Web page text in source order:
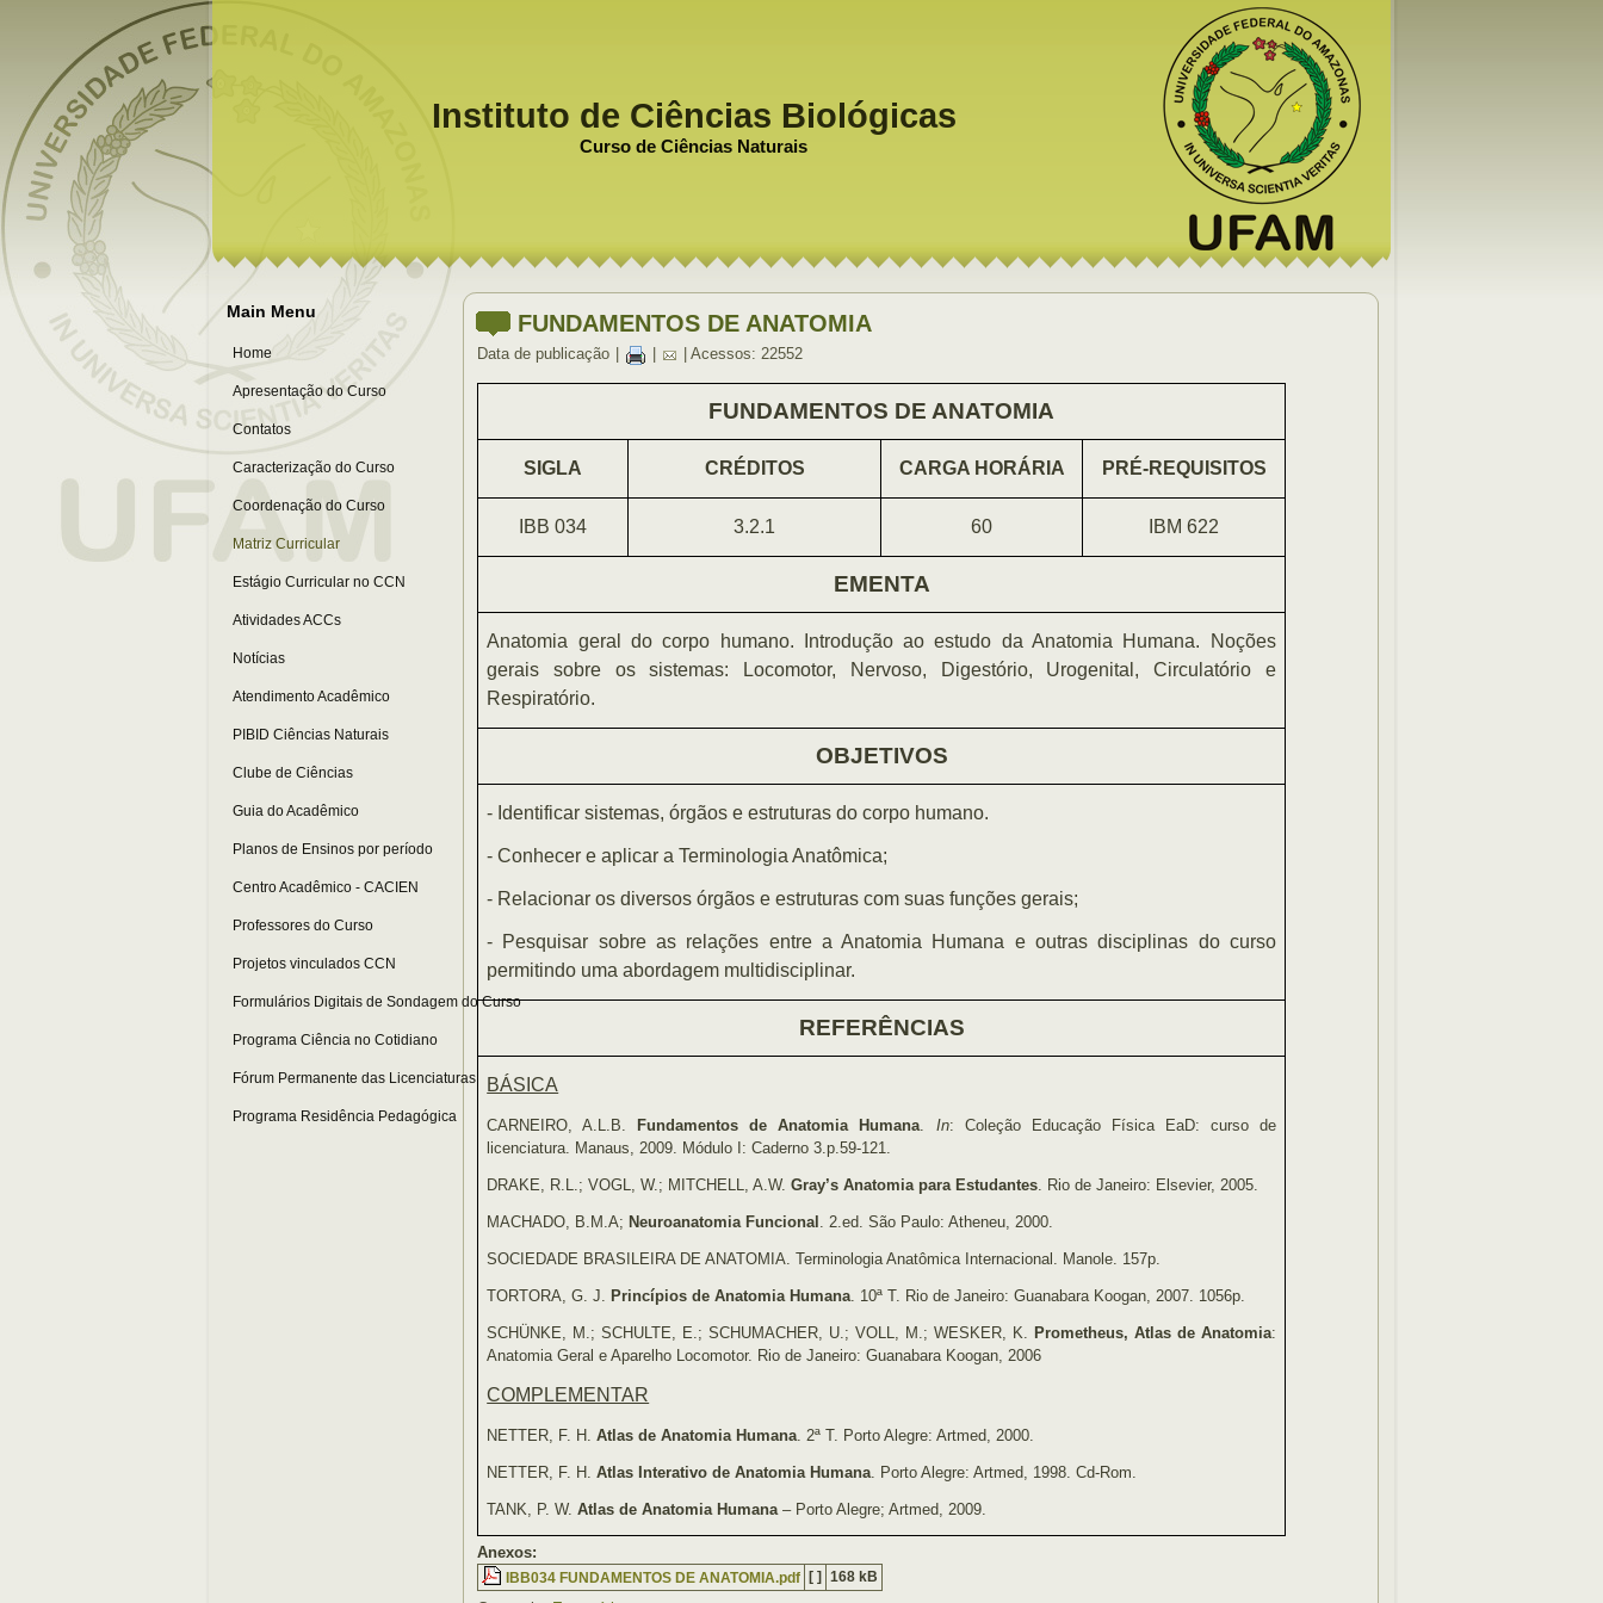
Instituto de Ciências Biológicas
Curso de Ciências Naturais
Main Menu
Home
Apresentação do Curso
Contatos
Caracterização do Curso
Coordenação do Curso
Matriz Curricular
Estágio Curricular no CCN
Atividades ACCs
Notícias
Atendimento Acadêmico
PIBID Ciências Naturais
Clube de Ciências
Guia do Acadêmico
Planos de Ensinos por período
Centro Acadêmico - CACIEN
Professores do Curso
Projetos vinculados CCN
Formulários Digitais de Sondagem do Curso
Programa Ciência no Cotidiano
Fórum Permanente das Licenciaturas
Programa Residência Pedagógica
FUNDAMENTOS DE ANATOMIA
Data de publicação | Acessos: 22552
FUNDAMENTOS DE ANATOMIA
SIGLA CRÉDITOS CARGA HORÁRIA PRÉ-REQUISITOS
IBB 034 3.2.1 60 IBM 622
EMENTA
Anatomia geral do corpo humano. Introdução ao estudo da Anatomia Humana. Noções
gerais sobre os sistemas: Locomotor, Nervoso, Digestório, Urogenital, Circulatório e
Respiratório.
OBJETIVOS
- Identificar sistemas, órgãos e estruturas do corpo humano.
- Conhecer e aplicar a Terminologia Anatômica;
- Relacionar os diversos órgãos e estruturas com suas funções gerais;
- Pesquisar sobre as relações entre a Anatomia Humana e outras disciplinas do curso
permitindo uma abordagem multidisciplinar.
REFERÊNCIAS
BÁSICA
CARNEIRO, A.L.B. Fundamentos de Anatomia Humana. In: Coleção Educação Física EaD: curso de
licenciatura. Manaus, 2009. Módulo I: Caderno 3.p.59-121.
DRAKE, R.L.; VOGL, W.; MITCHELL, A.W.Gray’s Anatomia para Estudantes. Rio de Janeiro: Elsevier, 2005.
MACHADO, B.M.A; Neuroanatomia Funcional . 2.ed. São Paulo: Atheneu, 2000.
SOCIEDADE BRASILEIRA DE ANATOMIA. Terminologia Anatômica Internacional. Manole. 157p.
TORTORA, G. J. Princípios de Anatomia Humana. 10ª T. Rio de Janeiro: Guanabara Koogan, 2007. 1056p.
SCHÜNKE, M.; SCHULTE, E.; SCHUMACHER, U.; VOLL, M.; WESKER, K. Prometheus, Atlas de Anatomia:
Anatomia Geral e Aparelho Locomotor. Rio de Janeiro: Guanabara Koogan, 2006
COMPLEMENTAR
NETTER, F. H.Atlas de Anatomia Humana. 2ª T. Porto Alegre: Artmed, 2000.
NETTER, F. H.Atlas Interativo de Anatomia Humana. Porto Alegre: Artmed, 1998. Cd-Rom.
TANK, P. W.Atlas de Anatomia Humana– Porto Alegre; Artmed, 2009.
Anexos:
IBB034 FUNDAMENTOS DE ANATOMIA.pdf [ ] 168 kB